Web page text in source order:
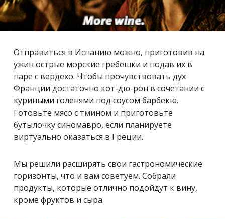
Отправиться в Испанию можно, приготовив на
ужин острые морские гребешки и подав их в
паре с вердехо. Чтобы прочувствовать дух
Франции достаточно кот-дю-рон в сочетании с
куриными голенями под соусом барбекю.
Готовьте мясо с тмином и приготовьте
бутылочку синомавро, если планируете
виртуально оказаться в Греции.
Мы решили расширять свои гастрономические
горизонты, что и вам советуем. Собрали
продукты, которые отлично подойдут к вину,
кроме фруктов и сыра.